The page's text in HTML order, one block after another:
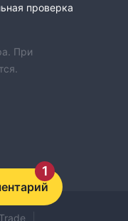
1
проверка
При